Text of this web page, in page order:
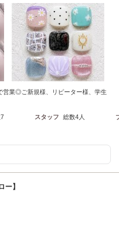
営業◎ご新規様、リピーター様、学生
スタッフ 総数4人
】